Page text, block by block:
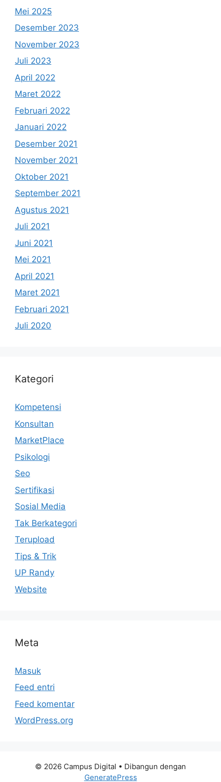
Mei 2025
Desember 2023
November 2023
Juli 2023
April 2022
Maret 2022
Februari 2022
Januari 2022
Desember 2021
November 2021
Oktober 2021
September 2021
Agustus 2021
Juli 2021
Juni 2021
Mei 2021
April 2021
Maret 2021
Februari 2021
Juli 2020
Kategori
Kompetensi
Konsultan
MarketPlace
Psikologi
Seo
Sertifikasi
Sosial Media
Tak Berkategori
Terupload
Tips & Trik
UP Randy
Website
Meta
Masuk
Feed entri
Feed komentar
WordPress.org
© 2026 Campus Digital • Dibangun dengan
GeneratePress